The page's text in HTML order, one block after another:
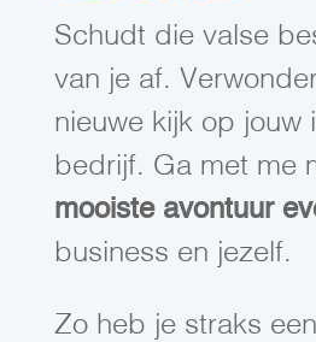
Schudt die valse
van je af.
nieuwe kijk op jouw
bedrijf. Ga met me
mooiste avontuur
business en jezelf.
Zo heb je straks een